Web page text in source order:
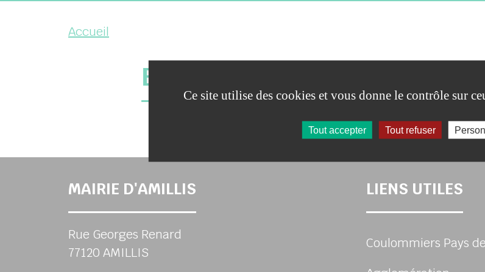
Accueil
BLOCS 2 COLONNES
MAIRIE D'AMILLIS
Rue Georges Renard
77120 AMILLIS
LIENS UTILES
Coulommiers Pays
Ce site utilise des cookies et vous donne le contrôle sur
Tout accepter Tout refuser